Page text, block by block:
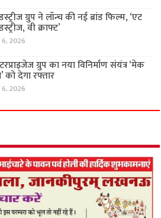
ग्रुप ने लॉन्च की नई ब्रांड फिल्म, ‘एट
वी क्राफ्ट’
2026
ग्रुप का नया विनिर्माण संयंत्र ‘मेक
को देगा रफ्तार
2026